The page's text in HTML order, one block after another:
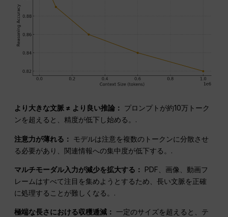
より大きな文脈 ≠ より良い推論： プロンプトが約10万トーク
ンを超えると、精度が低下し始める。.
注意力が薄れる： モデルは注意を複数のトークンに分散させ
る必要があり、関連情報への集中度が低下する。.
マルチモーダル入力が減少を拡大する： PDF、画像、動画フ
レームはすべて注目を集めようとするため、長い文脈を正確
に処理することが難しくなる。.
極端な長さにおける収穫逓減： 一定のサイズを超えると、テ